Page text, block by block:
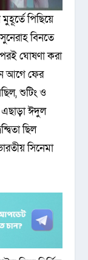
পিছিয়ে
বিনতে
ঘোষণা করা
আগে ফের
শুটিং ও
এছাড়া ঈদুল
ছিল
সিনেমা